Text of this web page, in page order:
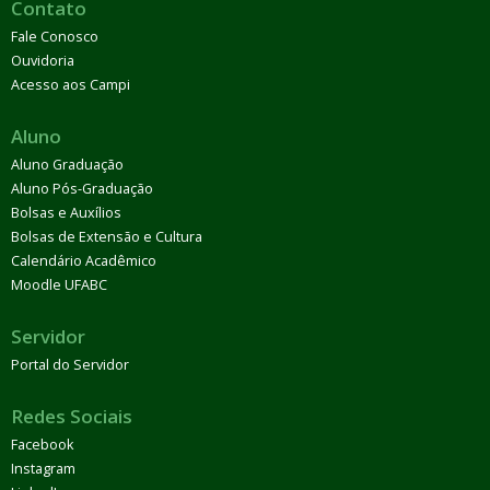
Contato
Fale Conosco
Ouvidoria
Acesso aos Campi
Aluno
Aluno Graduação
Aluno Pós-Graduação
Bolsas e Auxílios
Bolsas de Extensão e Cultura
Calendário Acadêmico
Moodle UFABC
Servidor
Portal do Servidor
Redes Sociais
Facebook
Instagram